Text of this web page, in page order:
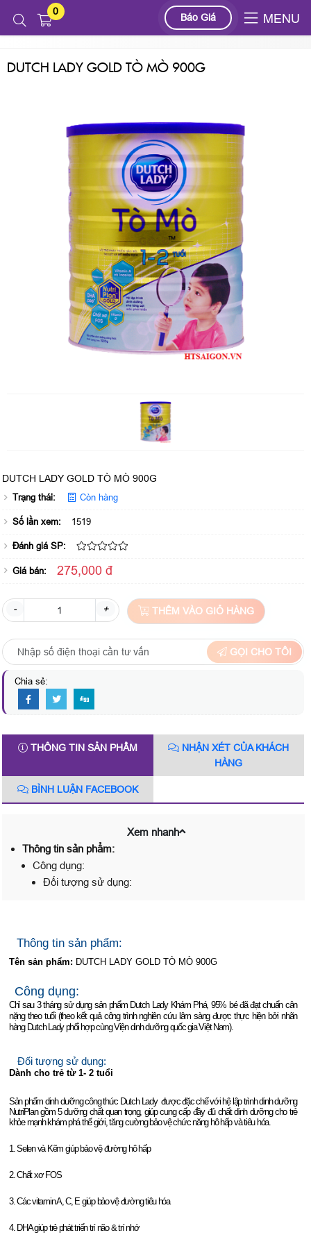
0
Báo Giá MENU
Sản phẩm
DUTCH LADY
DUTCH LADY GOLD TÒ MÒ 900G
DUTCH LADY GOLD TÒ MÒ 900G
DUTCH LADY GOLD TÒ MÒ 900G
Trạng thái: Còn hàng
Số lần xem: 1519
Đánh giá SP:
Giá bán: 275,000 đ
- + THÊM VÀO GIỎ HÀNG
GỌI CHO TÔI
Chia sẻ:
THÔNG TIN SẢN PHẨM
NHẬN XÉT CỦA KHÁCH
HÀNG
BÌNH LUẬN FACEBOOK
Xem nhanh
Thông tin sản phẩm:
Công dụng:
Đối tượng sử dụng:
Thông tin sản phẩm:
Tên sản phẩm: DUTCH LADY GOLD TÒ MÒ 900G
Công dụng:
Chỉ sau 3 tháng sử dụng sản phẩm Dutch Lady Khám Phá, 95% bé đã đạt chuẩn cân
nặng theo tuổi (theo kết quả công trình nghiên cứu lâm sàng được thực hiện bởi nhãn
hàng Dutch Lady phối hợp cùng Viện dinh dưỡng quốc gia Việt Nam).
Đối tượng sử dụng:
Dành cho trẻ từ 1- 2 tuổi
Sản phẩm dinh dưỡng công thức Dutch Lady được đặc chế với hệ lập trình dinh dưỡng
NutriPlan gồm 5 dưỡng chất quan trọng, giúp cung cấp đầy đủ chất dinh dưỡng cho trẻ
khỏe mạnh khám phá thế giới, tăng cường bảo vệ chức năng hô hấp và tiêu hóa.
1. Selen và Kẽm giúp bảo vệ đường hô hấp
2. Chất xơ FOS
3. Các vitamin A, C, E giúp bảo vệ đường tiêu hóa
4. DHA giúp trẻ phát triển trí não & trí nhớ